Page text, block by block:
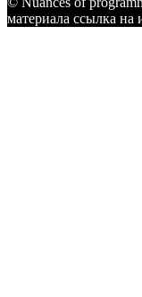
материала ссылка на